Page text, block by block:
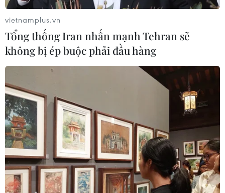
Hiệp định UKVFTA: Động lực mới thúc
đẩy thương mại đầu tư Việt Nam-Anh
11/12/2020 08:45
Theo Bộ trưởng Thương mại quốc tế Vương quốc Anh,
vietnamplus.vn
Tổng thống Iran nhấn mạnh Tehran sẽ
không bị ép buộc phải đầu hàng